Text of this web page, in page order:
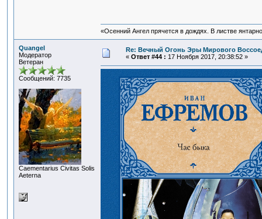
«Осенний Ангел прячется в дождях. В листве
Quangel
Модератор
Ветеран
Сообщений: 7735
Сaementarius Civitas Solis
Aeterna
Re: Вечный Огонь Эры Мирового
« Ответ #44 : 17 Ноября 2017, 20:38:52 »